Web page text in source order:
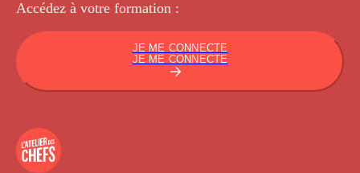
Accédez à votre formation :
JE ME CONNECTE
JE ME CONNECTE